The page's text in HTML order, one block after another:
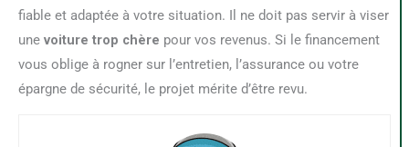
fiable et adaptée à votre situation. Il ne doit pas servir à viser
une voiture trop chère pour vos revenus. Si le financement
vous oblige à rogner sur l’entretien, l’assurance ou votre
épargne de sécurité, le projet mérite d’être revu.